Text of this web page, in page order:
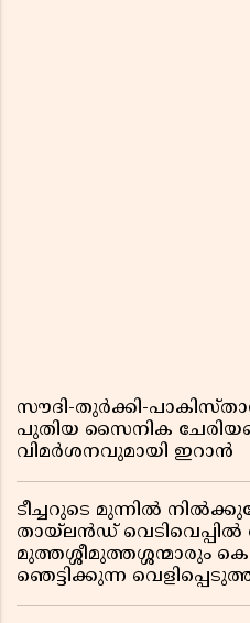
സൗദി-തുർക്കി-
പുതിയ സൈനിക
വിമർശനവുമായി ഇറാൻ
ടീച്ചറുടെ മുന്നിൽ
തായ്‌ലൻഡ്
മുത്തശ്ശീമുത്തശ്ശന്മാരും
ഞെട്ടിക്കുന്ന